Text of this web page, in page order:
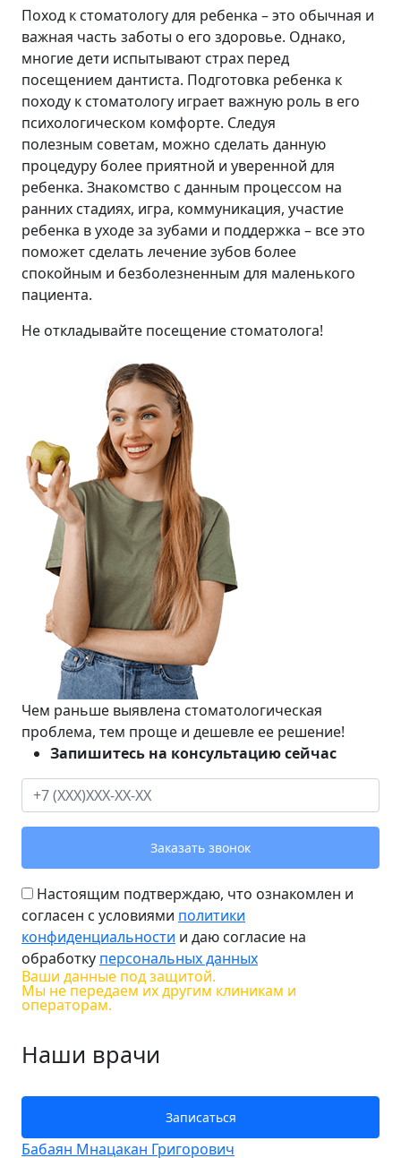
Поход к стоматологу для ребенка – это обычная и
важная часть заботы о его здоровье. Однако,
многие дети испытывают страх перед
посещением дантиста. Подготовка ребенка к
походу к стоматологу играет важную роль в его
психологическом комфорте. Следуя
полезным советам, можно сделать данную
процедуру более приятной и уверенной для
ребенка. Знакомство с данным процессом на
ранних стадиях, игра, коммуникация, участие
ребенка в уходе за зубами и поддержка – все это
поможет сделать лечение зубов более
спокойным и безболезненным для маленького
пациента.
Не откладывайте посещение стоматолога!
Чем раньше выявлена стоматологическая
проблема, тем проще и дешевле ее решение!
Запишитесь на консультацию сейчас
Заказать звонок
согласен с условиями политики
конфиденциальности и даю согласие на
обработку персональных данных
Ваши данные под защитой.
Мы не передаем их другим клиникам и
операторам.
Наши врачи
Записаться
Бабаян Мнацакан Григорович